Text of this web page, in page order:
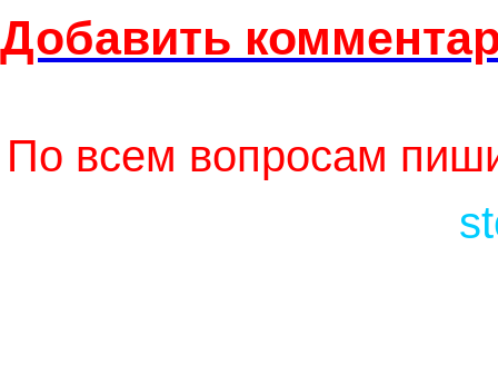
Добавить
По всем вопросам